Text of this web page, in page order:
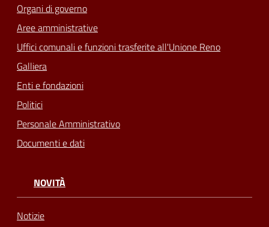
Organi di governo
Aree amministrative
Uffici comunali e funzioni trasferite all'Unione Reno
Galliera
Enti e fondazioni
Politici
Personale Amministrativo
Documenti e dati
NOVITÀ
Notizie